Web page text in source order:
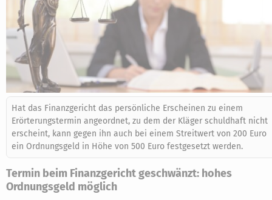
Hat das Finanzgericht das persönliche Erscheinen zu einem
Erörterungstermin angeordnet, zu dem der Kläger schuldhaft nicht
erscheint, kann gegen ihn auch bei einem Streitwert von 200 Euro
ein Ordnungsgeld in Höhe von 500 Euro festgesetzt werden.
Termin beim Finanzgericht geschwänzt: hohes
Ordnungsgeld möglich